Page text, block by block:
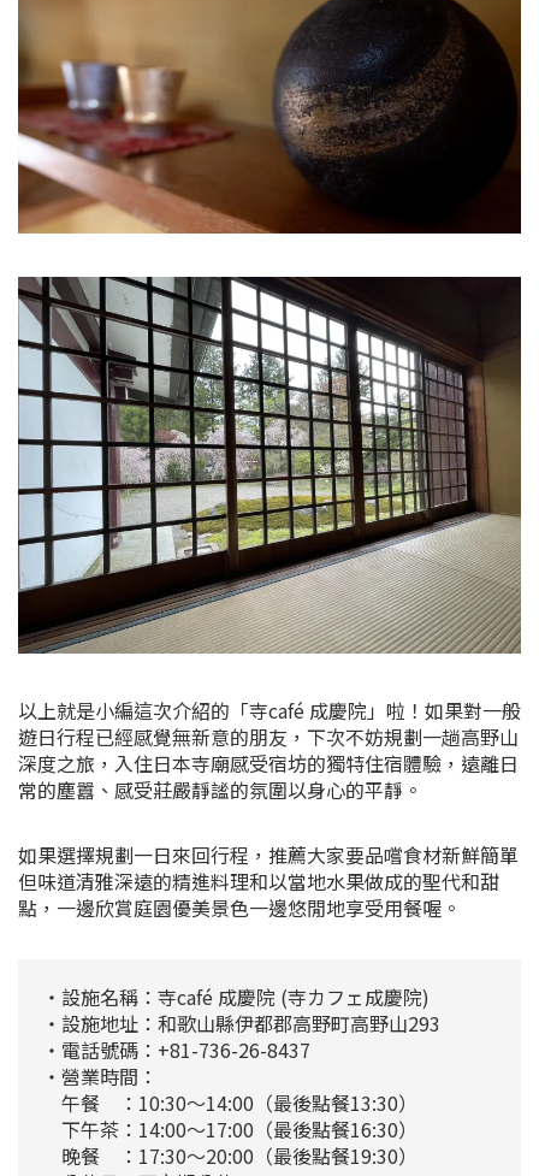
以上就是小編這次介紹的「寺café 成慶院」啦！如果對一般
遊日行程已經感覺無新意的朋友，下次不妨規劃一趟高野山
深度之旅，入住日本寺廟感受宿坊的獨特住宿體驗，遠離日
常的塵囂、感受莊嚴靜謐的氛圍以身心的平靜。
如果選擇規劃一日來回行程，推薦大家要品嚐食材新鮮簡單
但味道清雅深遠的精進料理和以當地水果做成的聖代和甜
點，一邊欣賞庭園優美景色一邊悠閒地享受用餐喔。
・設施名稱：寺café 成慶院 (寺カフェ成慶院)
・設施地址：和歌山縣伊都郡高野町高野山293
・電話號碼：+81-736-26-8437
・營業時間：
午餐 ：10:30～14:00（最後點餐13:30）
下午茶：14:00～17:00（最後點餐16:30）
晚餐 ：17:30～20:00（最後點餐19:30）